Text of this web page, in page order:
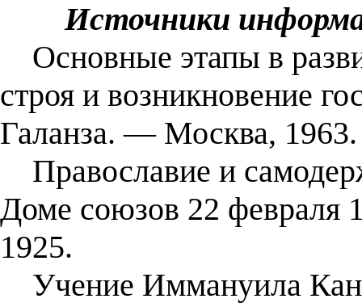
Источники
Основные этапы в
строя и возникновение
Галанза. — Москва, 1963.
Православие и
Доме союзов 22 февраля
1925.
Учение Иммануила